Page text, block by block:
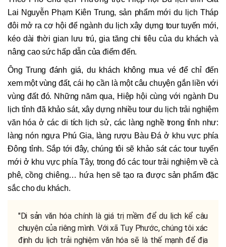
Lai Nguyễn Phạm Kiên Trung, sản phẩm mới du lịch Tháp
đôi mở ra cơ hội để ngành du lịch xây dựng tour tuyến mới,
kéo dài thời gian lưu trú, gia tăng chi tiêu của du khách và
nâng cao sức hấp dẫn của điểm đến.
Ông Trung đánh giá, du khách không mua vé để chỉ đến
xem một vùng đất, cái họ cần là một câu chuyện gắn liền với
vùng đất đó. Những năm qua, Hiệp hội cùng với ngành Du
lịch tỉnh đã khảo sát, xây dựng nhiều tour du lịch trải nghiệm
văn hóa ở các di tích lịch sử, các làng nghề trong tỉnh như:
làng nón ngựa Phú Gia, làng rượu Bàu Đá ở khu vực phía
Đông tỉnh. Sắp tới đây, chúng tôi sẽ khảo sát các tour tuyến
mới ở khu vực phía Tây, trong đó các tour trải nghiệm về cà
phê, cồng chiêng… hứa hẹn sẽ tạo ra được sản phẩm đặc
sắc cho du khách.
"Di sản văn hóa chính là giá trị mềm để du lịch kể câu
chuyện của riêng mình. Với xã Tuy Phước, chúng tôi xác
định du lịch trải nghiệm văn hóa sẽ là thế mạnh để địa